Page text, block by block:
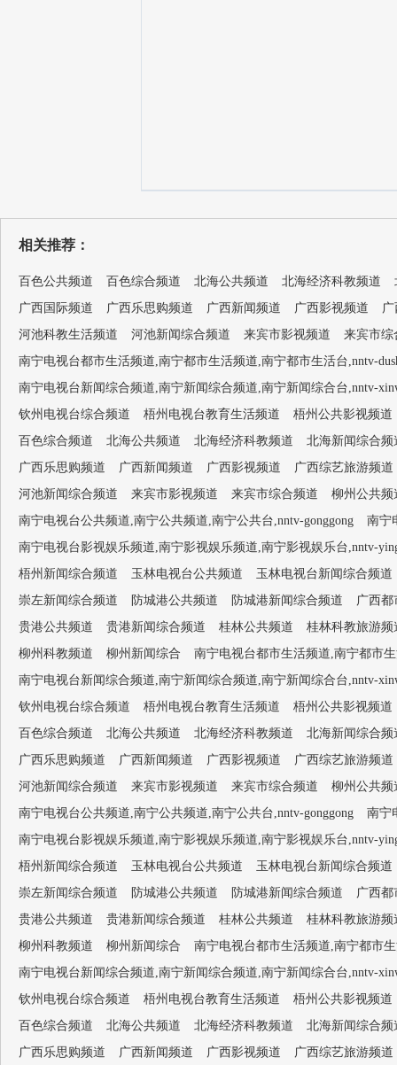
相关推荐：
百色公共频道 百色综合频道 北海公共频道 北海经济科教频道
广西国际频道
广西乐思购频道 广西新闻频道 广西影视频道
河池科教生活频道
河池新闻综合频道 来宾市影视频道
来宾市综
南宁电视台都市生活频道,南宁都市生活频道,南宁都市生活台,nntv-
南宁电视台新闻综合频道,南宁新闻综合频道,南宁新闻综合台,nntv-
钦州电视台综合频道
梧州电视台教育生活频道
梧州公共影视频道
百色综合频道
北海公共频道 北海经济科教频道
北海新闻综合频
广西乐思购频道
广西新闻频道 广西影视频道
广西综艺旅游频道
河池新闻综合频道
来宾市影视频道 来宾市综合频道
柳州公共频
南宁电视台公共频道,南宁公共频道,南宁公共台,nntv-gonggong
南宁
南宁电视台影视娱乐频道,南宁影视娱乐频道,南宁影视娱乐台,nntv-
梧州新闻综合频道
玉林电视台公共频道
玉林电视台新闻综合频道
崇左新闻综合频道
防城港公共频道 防城港新闻综合频道
广西都
贵港公共频道
贵港新闻综合频道 桂林公共频道
桂林科教旅游频
柳州科教频道
柳州新闻综合
南宁电视台都市生活频道,南宁都市
南宁电视台新闻综合频道,南宁新闻综合频道,南宁新闻综合台,nntv-
钦州电视台综合频道
梧州电视台教育生活频道
梧州公共影视频道
百色综合频道
北海公共频道 北海经济科教频道
北海新闻综合频
广西乐思购频道
广西新闻频道 广西影视频道
广西综艺旅游频道
河池新闻综合频道
来宾市影视频道 来宾市综合频道
柳州公共频
南宁电视台公共频道,南宁公共频道,南宁公共台,nntv-gonggong
南宁
南宁电视台影视娱乐频道,南宁影视娱乐频道,南宁影视娱乐台,nntv-
梧州新闻综合频道
玉林电视台公共频道
玉林电视台新闻综合频道
崇左新闻综合频道
防城港公共频道 防城港新闻综合频道
广西都
贵港公共频道
贵港新闻综合频道 桂林公共频道
桂林科教旅游频
柳州科教频道
柳州新闻综合
南宁电视台都市生活频道,南宁都市
南宁电视台新闻综合频道,南宁新闻综合频道,南宁新闻综合台,nntv-
钦州电视台综合频道
梧州电视台教育生活频道
梧州公共影视频道
百色综合频道
北海公共频道 北海经济科教频道
北海新闻综合频
广西乐思购频道
广西新闻频道 广西影视频道 广西综艺旅游频道